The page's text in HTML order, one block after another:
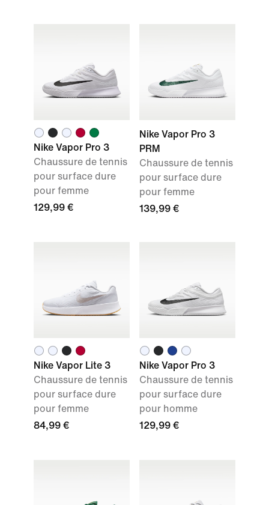
Nike Vapor Pro 3
Chaussure de tennis
pour surface dure
pour femme
129,99 €
Nike Vapor Pro 3
PRM
Chaussure de tennis
pour surface dure
pour femme
139,99 €
Nike Vapor Lite 3
Chaussure de tennis
pour surface dure
pour femme
84,99 €
Nike Vapor Pro 3
Chaussure de tennis
pour surface dure
pour homme
129,99 €